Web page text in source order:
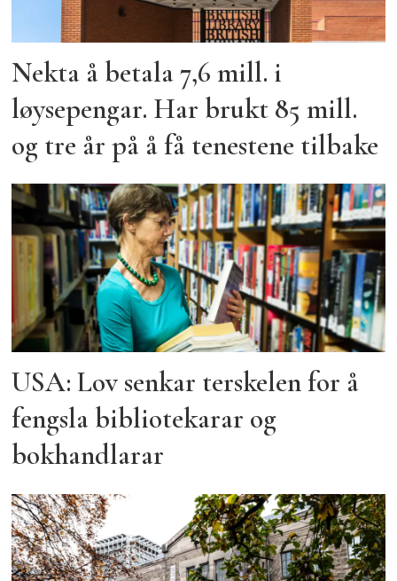
Nekta å betala 7,6 mill. i
løysepengar. Har brukt 85 mill.
og tre år på å få tenestene tilbake
USA: Lov senkar terskelen for å
fengsla bibliotekarar og
bokhandlarar